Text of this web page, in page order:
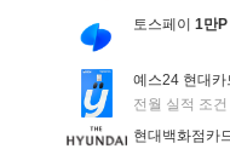
토스페이 1만P
예스24 현대카
전월 실적 조건
현대백화점카